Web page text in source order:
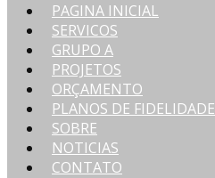
PAGINA INICIAL
SERVICOS
GRUPO A
PROJETOS
ORÇAMENTO
PLANOS DE FIDELIDADE
SOBRE
NOTICIAS
CONTATO